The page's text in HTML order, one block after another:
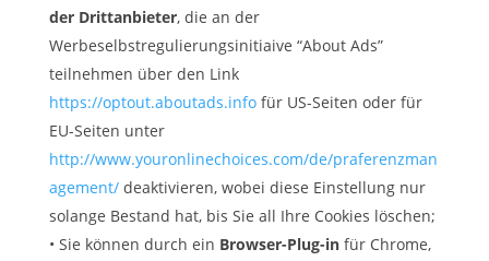
der Drittanbieter, die an der
Werbeselbstregulierungsinitiaive “About Ads”
teilnehmen über den Link
https://optout.aboutads.infofür US-Seiten oder für
EU-Seiten unter
http://www.youronlinechoices.com/de/praferenzman
agement/deaktivieren, wobei diese Einstellung nur
solange Bestand hat, bis Sie all Ihre Cookies löschen;
• Sie können durch ein Browser-Plug-infür Chrome,